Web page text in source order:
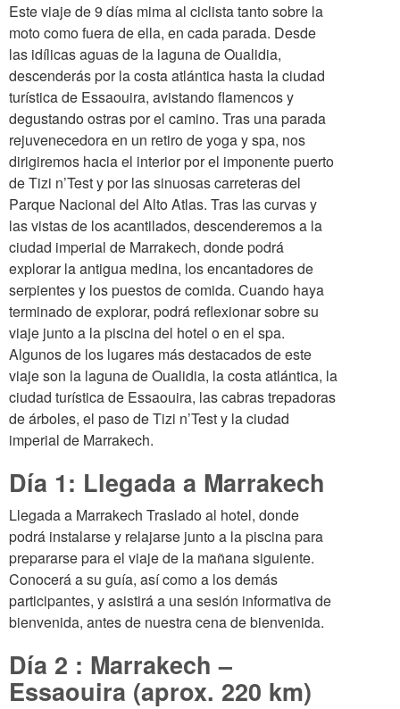
Este viaje de 9 días mima al ciclista tanto sobre la
moto como fuera de ella, en cada parada. Desde
las idílicas aguas de la laguna de Oualidia,
descenderás por la costa atlántica hasta la ciudad
turística de Essaouira, avistando flamencos y
degustando ostras por el camino. Tras una parada
rejuvenecedora en un retiro de yoga y spa, nos
dirigiremos hacia el interior por el imponente puerto
de Tizi n’Test y por las sinuosas carreteras del
Parque Nacional del Alto Atlas. Tras las curvas y
las vistas de los acantilados, descenderemos a la
ciudad imperial de Marrakech, donde podrá
explorar la antigua medina, los encantadores de
serpientes y los puestos de comida. Cuando haya
terminado de explorar, podrá reflexionar sobre su
viaje junto a la piscina del hotel o en el spa.
Algunos de los lugares más destacados de este
viaje son la laguna de Oualidia, la costa atlántica, la
ciudad turística de Essaouira, las cabras trepadoras
de árboles, el paso de Tizi n’Test y la ciudad
imperial de Marrakech.
Día 1: Llegada a Marrakech
Llegada a Marrakech Traslado al hotel, donde
podrá instalarse y relajarse junto a la piscina para
prepararse para el viaje de la mañana siguiente.
Conocerá a su guía, así como a los demás
participantes, y asistirá a una sesión informativa de
bienvenida, antes de nuestra cena de bienvenida.
Día 2 : Marrakech –
Essaouira (aprox. 220 km)